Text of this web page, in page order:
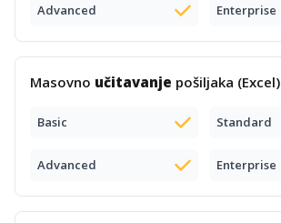
Advanced Enterprise
Masovno učitavanje pošiljaka (Excel)
Basic Standard
Advanced Enterprise